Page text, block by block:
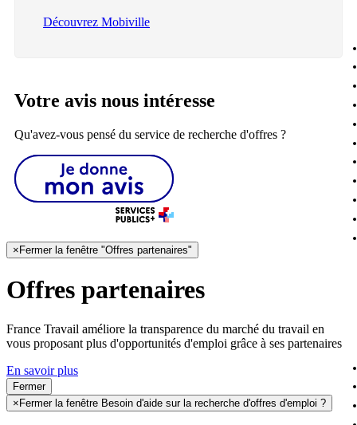
Découvrez Mobiville
Votre avis nous intéresse
Qu'avez-vous pensé du service de recherche d'offres ?
× Fermer la fenêtre "Offres partenaires"
Offres partenaires
France Travail améliore la transparence du marché du travail en
vous proposant plus d'opportunités d'emploi grâce à ses partenaires
En savoir plus
Fermer
× Fermer la fenêtre Besoin d'aide sur la recherche d'offres d'emploi ?